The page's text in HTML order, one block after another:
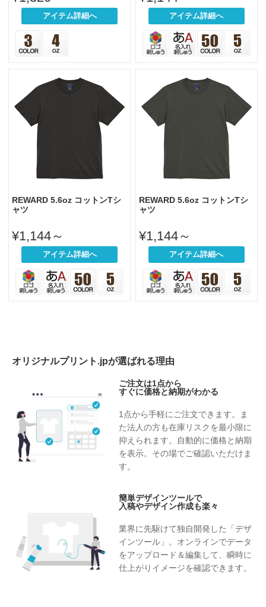
アイテム詳細へ アイテム詳細へ
REWARD 5.6oz コットンTシ
ャツ
¥1,144～
アイテム詳細へ
REWARD 5.6oz コットンTシ
ャツ
¥1,144～
アイテム詳細へ
オリジナルプリント.jpが選ばれる理由
ご注文は1点から
すぐに価格と納期がわかる
1点から手軽にご注文できます。ま
た法人の方も在庫リスクを最小限に
抑えられます。自動的に価格と納期
を表示。その場でご確認いただけま
す。
簡単デザインツールで
入稿やデザイン作成も楽々
業界に先駆けて独自開発した「デザ
インツール」。オンラインでデータ
をアップロード＆編集して、瞬時に
仕上がりイメージを確認できます。